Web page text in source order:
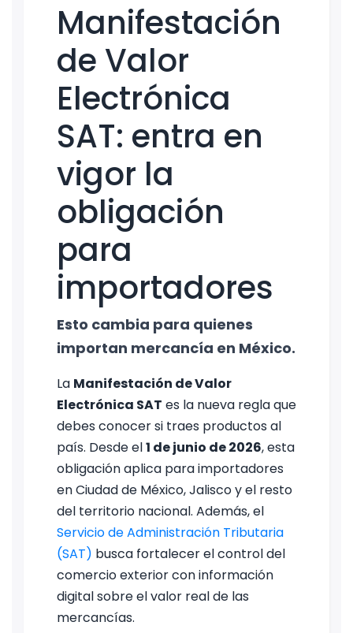
Manifestación
de Valor
Electrónica
SAT: entra en
vigor la
obligación
para
importadores
Esto cambia para quienes
importan mercancía en México.
La Manifestación de Valor
Electrónica SAT es la nueva regla que
debes conocer si traes productos al
país. Desde el1 de junio de 2026, esta
obligación aplica para importadores
en Ciudad de México, Jalisco y el resto
del territorio nacional. Además, el
Servicio de Administración Tributaria
(SAT) busca fortalecer el control del
comercio exterior con información
digital sobre el valor real de las
mercancías.